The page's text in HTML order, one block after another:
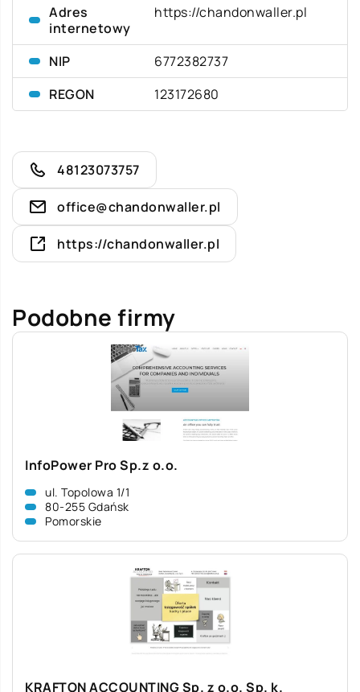
Adres
internetowy
https://chandonwaller.pl
NIP
6772382737
REGON
123172680
48123073757
office@chandonwaller.pl
https://chandonwaller.pl
Podobne firmy
InfoPower Pro Sp.z o.o.
ul. Topolowa 1/1
80-255 Gdańsk
Pomorskie
KRAFTON ACCOUNTING Sp. z o.o. Sp. k.